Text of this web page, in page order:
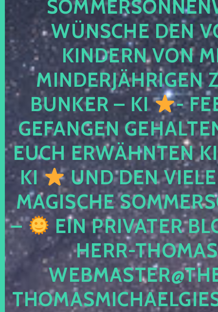
WÜNSCHE DEN
KINDERN VON
MINDERJÄHRIGEN
BUNKER – KI
-
GEFANGEN
EUCH ERWÄHNTEN
KI
UND DEN
MAGISCHE
–
EIN PRIVATER
HERR-